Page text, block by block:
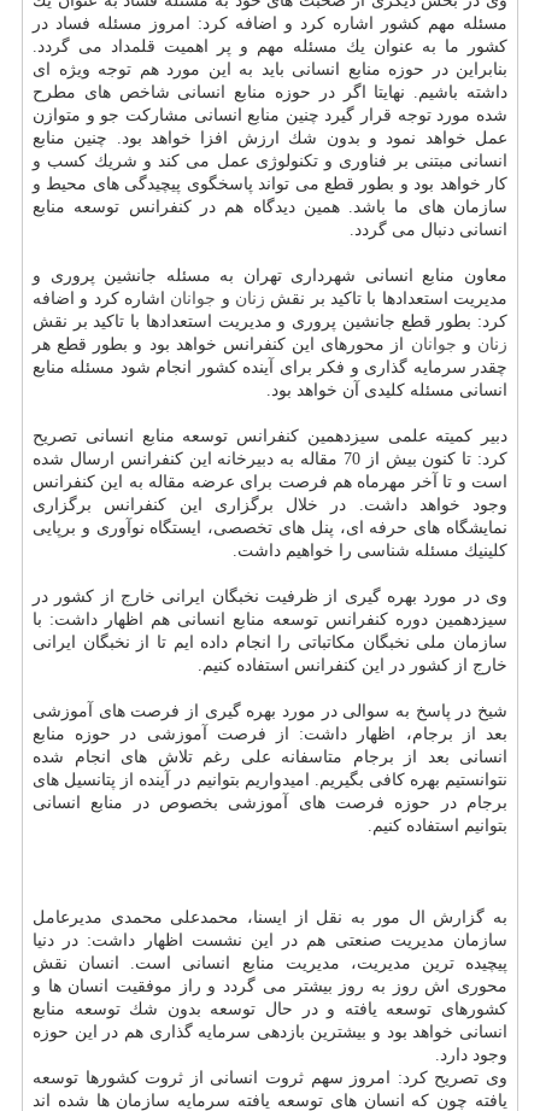
مسئله مهم كشور اشاره كرد و اضافه كرد: امروز مسئله فساد در
كشور ما به عنوان یك مسئله مهم و پر اهمیت قلمداد می گردد.
بنابراین در حوزه منابع انسانی باید به این مورد هم توجه ویژه ای
داشته باشیم. نهایتا اگر در حوزه منابع انسانی شاخص های مطرح
شده مورد توجه قرار گیرد چنین منابع انسانی مشاركت جو و متوازن
عمل خواهد نمود و بدون شك ارزش افزا خواهد بود. چنین منابع
انسانی مبتنی بر فناوری و تكنولوژی عمل می كند و شریك كسب و
كار خواهد بود و بطور قطع می تواند پاسخگوی پیچیدگی های محیط و
سازمان های ما باشد. همین دیدگاه هم در كنفرانس توسعه منابع
انسانی دنبال می گردد.
معاون منابع انسانی شهرداری تهران به مسئله جانشین پروری و
مدیریت استعدادها با تاكید بر نقش زنان و جوانان اشاره كرد و اضافه
كرد: بطور قطع جانشین پروری و مدیریت استعدادها با تاكید بر نقش
زنان و جوانان از محورهای این كنفرانس خواهد بود و بطور قطع هر
چقدر سرمایه گذاری و فكر برای آینده كشور انجام شود مسئله منابع
انسانی مسئله كلیدی آن خواهد بود.
دبیر كمیته علمی سیزدهمین كنفرانس توسعه منابع انسانی تصریح
كرد: تا كنون بیش از 70 مقاله به دبیرخانه این كنفرانس ارسال شده
است و تا آخر مهرماه هم فرصت برای عرضه مقاله به این كنفرانس
وجود خواهد داشت. در خلال برگزاری این كنفرانس برگزاری
نمایشگاه های حرفه ای، پنل های تخصصی، ایستگاه نوآوری و برپایی
كلینیك مسئله شناسی را خواهیم داشت.
وی در مورد بهره گیری از ظرفیت نخبگان ایرانی خارج از كشور در
سیزدهمین دوره كنفرانس توسعه منابع انسانی هم اظهار داشت: با
سازمان ملی نخبگان مكاتباتی را انجام داده ایم تا از نخبگان ایرانی
خارج از كشور در این كنفرانس استفاده كنیم.
شیخ در پاسخ به سوالی در مورد بهره گیری از فرصت های آموزشی
بعد از برجام، اظهار داشت: از فرصت آموزشی در حوزه منابع
انسانی بعد از برجام متاسفانه علی رغم تلاش های انجام شده
نتوانستیم بهره كافی بگیریم. امیدواریم بتوانیم در آینده از پتانسیل های
برجام در حوزه فرصت های آموزشی بخصوص در منابع انسانی
بتوانیم استفاده كنیم.
به گزارش ال مور به نقل از ایسنا، محمدعلی محمدی مدیرعامل
سازمان مدیریت صنعتی هم در این نشست اظهار داشت: در دنیا
پیچیده ترین مدیریت، مدیریت منابع انسانی است. انسان نقش
محوری اش روز به روز بیشتر می گردد و راز موفقیت انسان ها و
كشورهای توسعه یافته و در حال توسعه بدون شك توسعه منابع
انسانی خواهد بود و بیشترین بازدهی سرمایه گذاری هم در این حوزه
وجود دارد.
وی تصریح كرد: امروز سهم ثروت انسانی از ثروت كشورها توسعه
یافته چون كه انسان های توسعه یافته سرمایه سازمان ها شده اند